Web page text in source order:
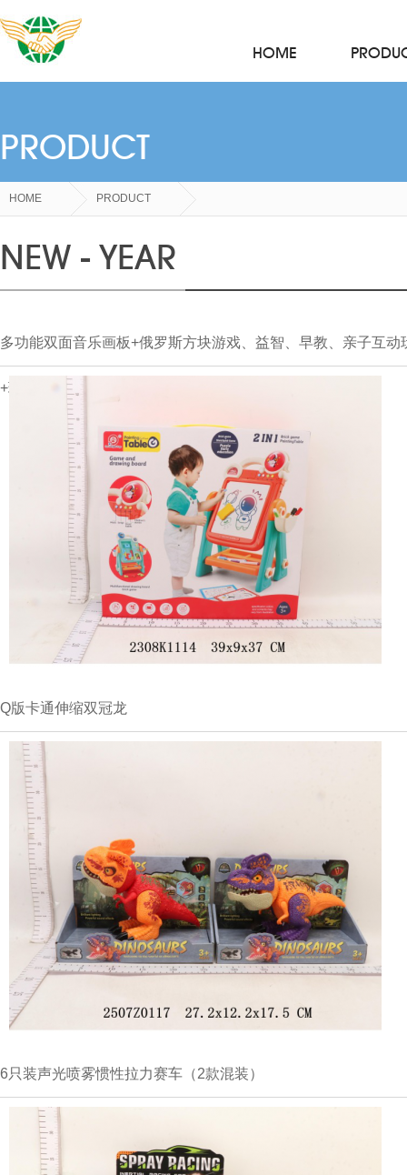
HOME
PRODUCT
HOME PRODUCT
NEW - YEAR
多功能双面音乐画板+俄罗斯方块游戏、益智、早教、亲子互
+玫红
Q版卡通伸缩双冠龙
6只装声光喷雾惯性拉力赛车（2款混装）